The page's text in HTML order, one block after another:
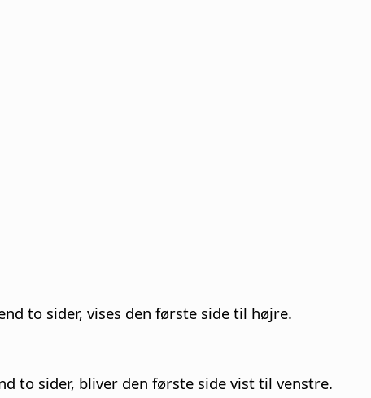
to sider, vises den første side til højre.
to sider, bliver den første side vist til venstre.